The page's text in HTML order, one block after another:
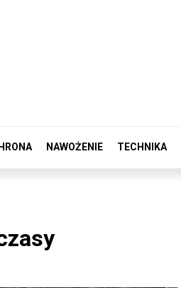
NAWOŻENIE TECHNIKA